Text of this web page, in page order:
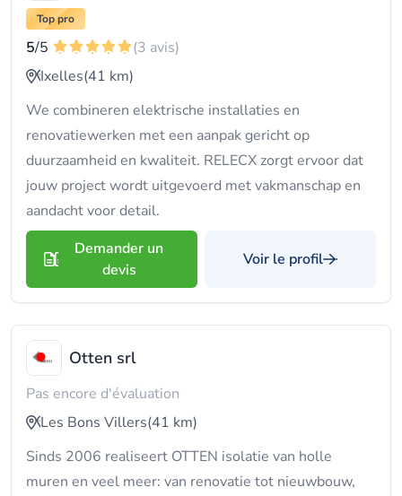
Top pro
5/5
(3 avis)
Ixelles(41 km)
We combineren elektrische installaties en
renovatiewerken met een aanpak gericht op
duurzaamheid en kwaliteit. RELECX zorgt ervoor dat
jouw project wordt uitgevoerd met vakmanschap en
aandacht voor detail.
Demander un
devis
Voir le profil
Otten srl
Pas encore d'évaluation
Les Bons Villers(41 km)
Sinds 2006 realiseert OTTEN isolatie van holle
muren en veel meer: van renovatie tot nieuwbouw,